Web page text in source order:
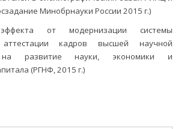
Минобрнауки России 2015 г.)
эффекта от модернизации системы
кадров высшей научной
на развитие науки, экономики и
(РГНФ, 2015 г.)